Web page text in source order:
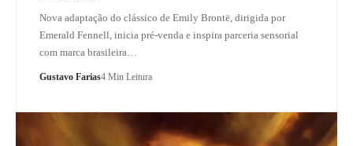
Nova adaptação do clássico de Emily Brontë, dirigida por
Emerald Fennell, inicia pré-venda e inspira parceria sensorial
com marca brasileira…
Gustavo Farias4 Min Leitura